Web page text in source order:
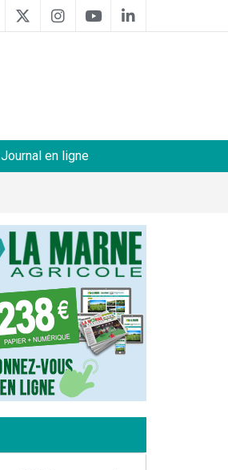
Journal en ligne